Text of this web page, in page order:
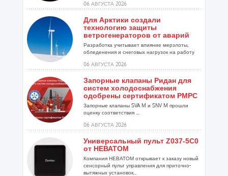
06 АВГУСТА 2026
Для Арктики создали
технологию защиты
ветрогенераторов от аварий
Разработка учитывает влияние мерзлоты,
обледенения и снеговых нагрузок на работу
06 АВГУСТА 2026
Запорные клапаны Ридан для
систем холодоснабжения
одобрены сертификатом РМРС
Запорные клапаны SVA M и SNV M прошли
оценку соответствия ...
06 АВГУСТА 2026
Универсальный пульт Z037-5C0
от НЕВАТОМ
Компания НЕВАТОМ открывает к заказу новый
сенсорный пульт управления для приточно-
вытяжных установок...